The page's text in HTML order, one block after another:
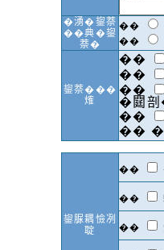
�湧�鋆萘
��典�鋆
萘�
��
��
鋆萘���
𤌍
��
��
��
�閮
��
��
鋆脲耦憸冽
聢
��
��
��